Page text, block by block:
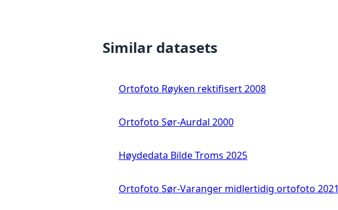
Similar datasets
Ortofoto Røyken rektifisert 2008
Ortofoto Sør-Aurdal 2000
Høydedata Bilde Troms 2025
Ortofoto Sør-Varanger midlertidig ortofoto 2021